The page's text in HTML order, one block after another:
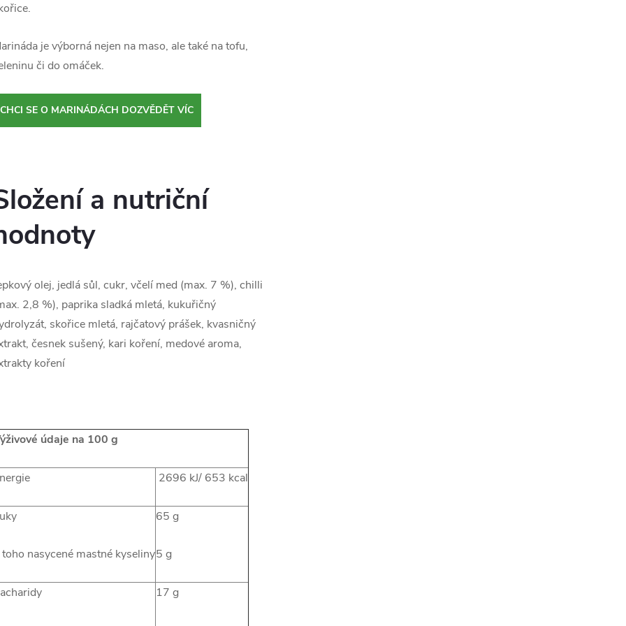
je výborná nejen na maso, ale také na tofu,
či do omáček.
CHCI SE O MARINÁDÁCH DOZVĚDĚT VÍC
a nutriční
olej, jedlá sůl, cukr, včelí med (max. 7 %), chilli
2,8 %), paprika sladká mletá, kukuřičný
skořice mletá, rajčatový prášek, kvasničný
česnek sušený, kari koření, medové aroma,
koření
údaje na 100 g
2696 kJ/ 653 kcal
toho nasycené mastné kyseliny
65 g
5 g
17 g